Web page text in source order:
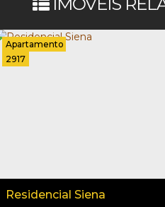
Residencial Siena
2917
Apartamento